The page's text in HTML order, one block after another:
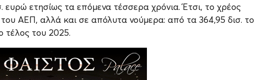
ετησίως τα επόμενα τέσσερα χρόνια. Έτσι, το χρέος
του ΑΕΠ, αλλά και σε απόλυτα νούμερα: από τα 364,95 δισ. το
τέλος του 2025.